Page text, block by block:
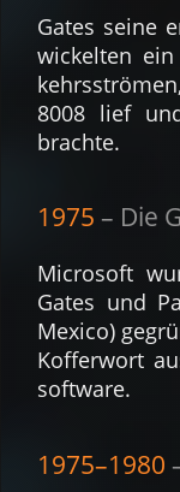
Gates seine
wickel­ten
8008 lief
brachte.
1975 – Die
Microsoft
Gates und
Mexico)
Koffer­wort
soft­ware.
1975–1980